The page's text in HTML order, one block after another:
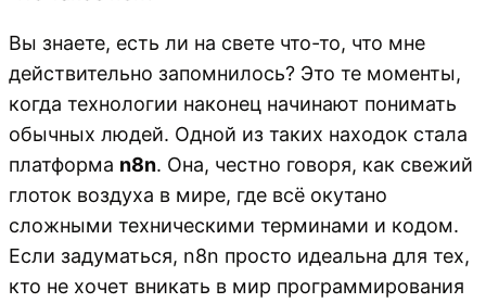
Вы знаете, есть ли на свете что-то, что мне
действительно запомнилось? Это те моменты,
когда технологии наконец начинают понимать
обычных людей. Одной из таких находок стала
платформа n8n. Она, честно говоря, как свежий
глоток воздуха в мире, где всё окутано
сложными техническими терминами и кодом.
Если задуматься, n8n просто идеальна для тех,
кто не хочет вникать в мир программирования